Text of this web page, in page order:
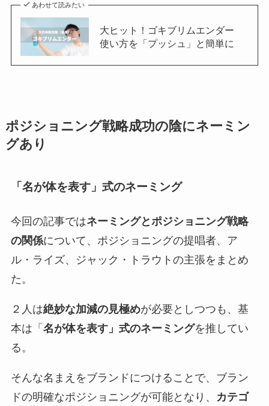
あわせて読みたい
大ヒット！ゴキブリムエンダー
使い方を「プッシュ」と簡単に
ポジショニング戦略成功の陰にネーミン
グあり
「名が体を表す」式のネーミング
今回の記事ではネーミングとポジショニング戦略
の関係について、ポジショニングの提唱者、ア
ル・ライズ、ジャック・トラウトの主張をまとめ
た。
２人は絶妙な加減の見極めが必要としつつも、基
本は「 名が体を表す」式のネーミングを推してい
る。
そんな名まえをブランドにつけることで、ブラン
ドの明確なポジショニングが可能となり、
カテゴ